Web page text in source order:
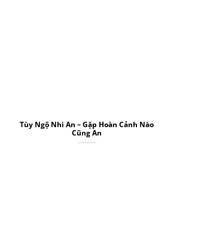
Tùy Ngộ Nhi An – Gặp Hoàn Cảnh Nào
Cũng An